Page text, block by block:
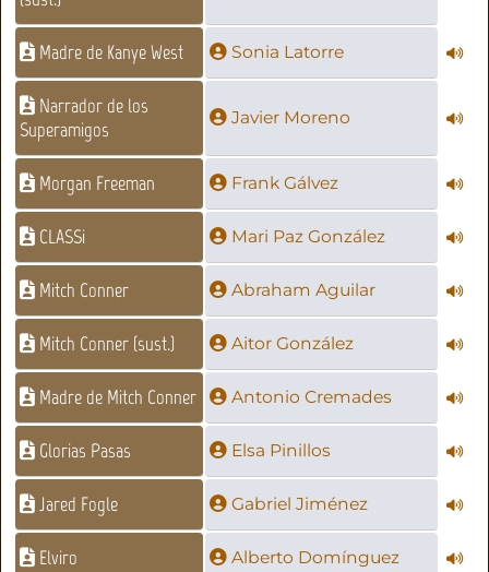
Madre de Kanye West Sonia Latorre
Narrador de los
Superamigos
Javier Moreno
Morgan Freeman Frank Gálvez
CLASSi Mari Paz González
Mitch Conner Abraham Aguilar
Mitch Conner (sust.) Aitor González
Madre de Mitch Conner Antonio Cremades
Glorias Pasas Elsa Pinillos
Jared Fogle Gabriel Jiménez
Elviro Alberto Domínguez